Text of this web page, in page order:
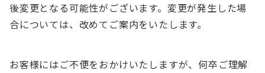
後変更となる可能性がございます。変更が発生した場
合については、改めてご案内をいたします。
お客様にはご不便をおかけいたしますが、何卒ご理解